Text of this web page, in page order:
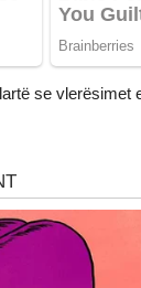
se vlerësimet